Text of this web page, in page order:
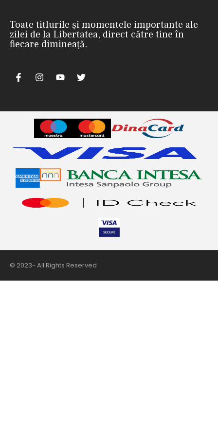
Toate titlurile și momentele importante ale
zilei de la Libertatea, direct către tine în
fiecare dimineață.
© 2023- All Rights Reserved